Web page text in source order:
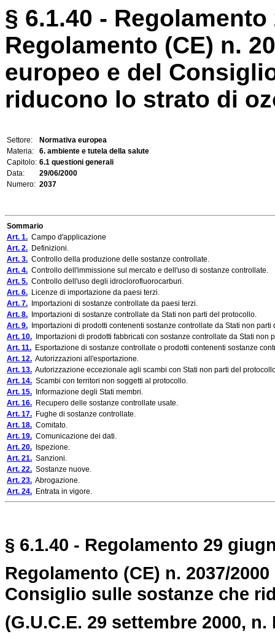
§ 6.1.40 -
Regolamento (CE) n.
europeo e del
riducono lo strato di
Settore:
Normativa europea
Materia:
6. ambiente e tutela della salute
Capitolo: 6.1 questioni generali
Data:
29/06/2000
Numero: 2037
Sommario
Art. 1. Campo d'applicazione
Art. 2. Definizioni.
Art. 3. Controllo della produzione delle sostanze controllate.
Art. 4. Controllo dell'immissione sul mercato e dell'uso di sostanze controllate.
Art. 5. Controllo dell'uso degli idroclorofluorocarburi.
Art. 6. Licenze di importazione da paesi terzi.
Art. 7. Importazioni di sostanze controllate da paesi terzi.
Art. 8. Importazioni di sostanze controllate da Stati non parti del protocollo.
Art. 9. Importazioni di prodotti contenenti sostanze controllate da Stati non parti
Art. 10. Importazioni di prodotti fabbricati con sostanze controllate da Stati non
Art. 11. Esportazione di sostanze controllate o prodotti contenenti sostanze
Art. 12. Autorizzazioni all'esportazione.
Art. 13. Autorizzazione eccezionale agli scambi con Stati non parti del
Art. 14. Scambi con territori non soggetti al protocollo.
Art. 15. Informazione degli Stati membri.
Art. 16. Recupero delle sostanze controllate usate.
Art. 17. Fughe di sostanze controllate.
Art. 18. Comitato.
Art. 19. Comunicazione dei dati.
Art. 20. Ispezione.
Art. 21. Sanzioni.
Art. 22. Sostanze nuove.
Art. 23. Abrogazione.
Art. 24. Entrata in vigore.
§ 6.1.40 - Regolamento 29
Regolamento (CE) n. 2037/
Consiglio sulle sostanze che
(G.U.C.E. 29 settembre 2000, n.